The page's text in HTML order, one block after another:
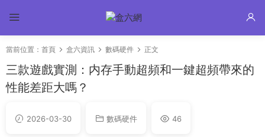
當前位置： 首頁 盒六資訊 數碼硬件 正文
三款遊戲實測：内存手動超頻和一鍵超頻帶來的
性能差距大嗎？
2026-03-30 數碼硬件 46